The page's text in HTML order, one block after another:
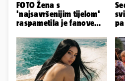
FOTO Žena s
'najsavršenijim tijelom'
raspametila je fanove
plićaka